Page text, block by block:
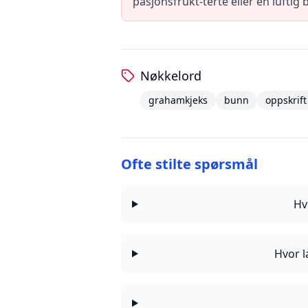
Nøkkelord
grahamkjeks bunn oppskrift
Ofte stilte spørsmål
Hvor